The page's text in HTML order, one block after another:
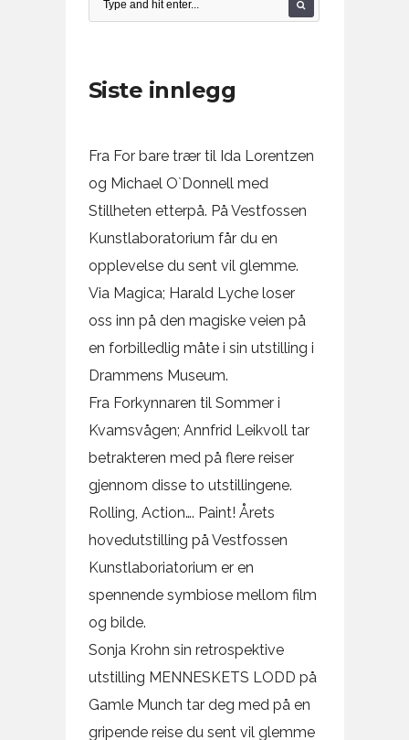
Siste innlegg
Fra For bare trær til Ida Lorentzen
og Michael O`Donnell med
Stillheten etterpå. På Vestfossen
Kunstlaboratorium får du en
opplevelse du sent vil glemme.
Via Magica; Harald Lyche loser
oss inn på den magiske veien på
en forbilledlig måte i sin utstilling i
Drammens Museum.
Fra Forkynnaren til Sommer i
Kvamsvågen; Annfrid Leikvoll tar
betrakteren med på flere reiser
gjennom disse to utstillingene.
Rolling, Action…. Paint! Årets
hovedutstilling på Vestfossen
Kunstlaboriatorium er en
spennende symbiose mellom film
og bilde.
Sonja Krohn sin retrospektive
utstilling MENNESKETS LODD på
Gamle Munch tar deg med på en
gripende reise du sent vil glemme